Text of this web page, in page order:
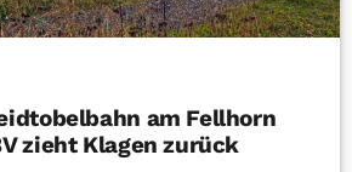
am Fellhorn
zieht Klagen zurück